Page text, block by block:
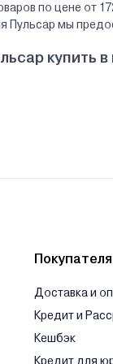
по цене от
Пульсар мы
купить в
товары
COMPANY
Доставка и
Кредит и
Кешбэк
Кредит для